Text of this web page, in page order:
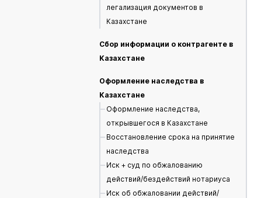
легализация документов в
Казахстане
Сбор информации о контрагенте в
Казахстане
Оформление наследства в
Казахстане
Оформление наследства,
открывшегося в Казахстане
Восстановление срока на принятие
наследства
Иск + суд по обжалованию
действий/бездействий нотариуса
Иск об обжаловании действий/